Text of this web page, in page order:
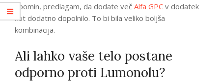
spomin, predlagam, da dodate več Alfa GPC v dodatek
kot dodatno dopolnilo. To bi bila veliko boljša
kombinacija.
Ali lahko vaše telo postane
odporno proti Lumonolu?